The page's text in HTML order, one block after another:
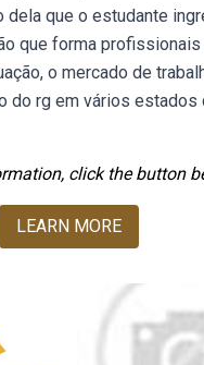
que o estudante
que forma
o mercado de
rg em vários
click the button
LEARN MORE